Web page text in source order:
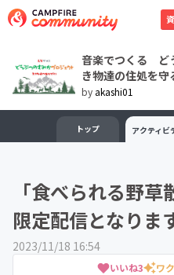
音楽でつくる ど
き物達の住処を守
by akashi01
トップ アクティビ
「食べられる野
限定配信となりま
2023/11/18 16:54
いいね3 ワ